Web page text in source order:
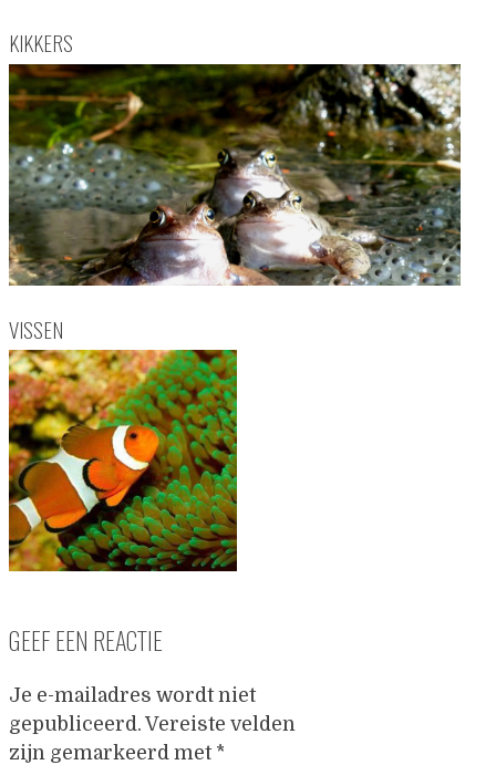
KIKKERS
VISSEN
GEEF EEN REACTIE
Je e-mailadres wordt niet
gepubliceerd. Vereiste velden
zijn gemarkeerd met *